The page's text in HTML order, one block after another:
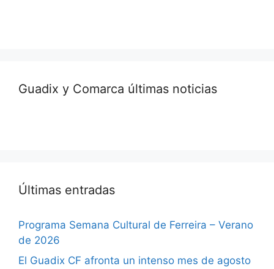
Guadix y Comarca últimas noticias
Últimas entradas
Programa Semana Cultural de Ferreira – Verano
de 2026
El Guadix CF afronta un intenso mes de agosto